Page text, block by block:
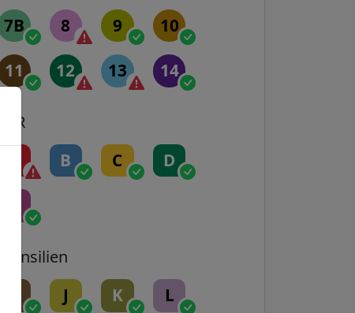
7B 8 9 10
11 12 13 14
RER
B C D
Transilien
J K L